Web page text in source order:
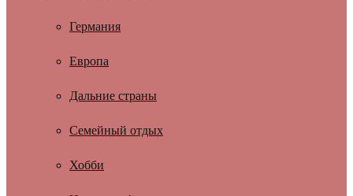
Германия
Европа
Дальние страны
Семейный отдых
Хобби